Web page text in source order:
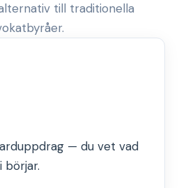
till traditionella
— du vet vad
börjar.